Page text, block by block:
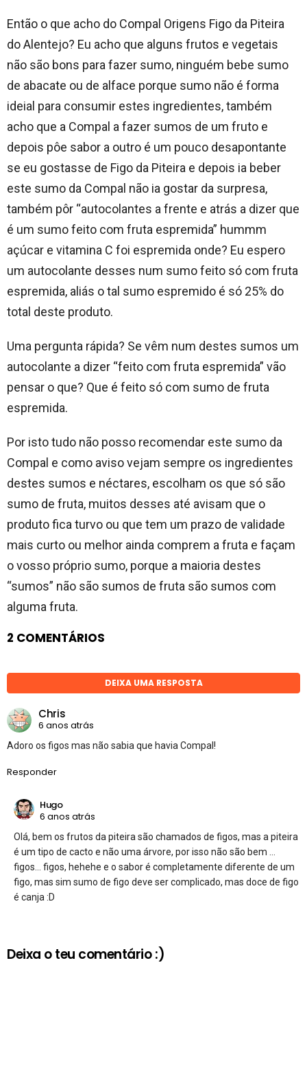
Então o que acho do Compal Origens Figo da Piteira
do Alentejo? Eu acho que alguns frutos e vegetais
não são bons para fazer sumo, ninguém bebe sumo
de abacate ou de alface porque sumo não é forma
ideial para consumir estes ingredientes, também
acho que a Compal a fazer sumos de um fruto e
depois pôe sabor a outro é um pouco desapontante
se eu gostasse de Figo da Piteira e depois ia beber
este sumo da Compal não ia gostar da surpresa,
também pôr “autocolantes a frente e atrás a dizer que
é um sumo feito com fruta espremida” hummm
açúcar e vitamina C foi espremida onde? Eu espero
um autocolante desses num sumo feito só com fruta
espremida, aliás o tal sumo espremido é só 25% do
total deste produto.
Uma pergunta rápida? Se vêm num destes sumos um
autocolante a dizer “feito com fruta espremida” vão
pensar o que? Que é feito só com sumo de fruta
espremida.
Por isto tudo não posso recomendar este sumo da
Compal e como aviso vejam sempre os ingredientes
destes sumos e néctares, escolham os que só são
sumo de fruta, muitos desses até avisam que o
produto fica turvo ou que tem um prazo de validade
mais curto ou melhor ainda comprem a fruta e façam
o vosso próprio sumo, porque a maioria destes
“sumos” não são sumos de fruta são sumos com
alguma fruta.
2 COMENTÁRIOS
DEIXA UMA RESPOSTA
Chris
6 anos atrás
Adoro os figos mas não sabia que havia Compal!
Responder
Hugo
6 anos atrás
Olá, bem os frutos da piteira são chamados de figos, mas a piteira
é um tipo de cacto e não uma árvore, por isso não são bem …
figos… figos, hehehe e o sabor é completamente diferente de um
figo, mas sim sumo de figo deve ser complicado, mas doce de figo
é canja :D
Deixa o teu comentário :)